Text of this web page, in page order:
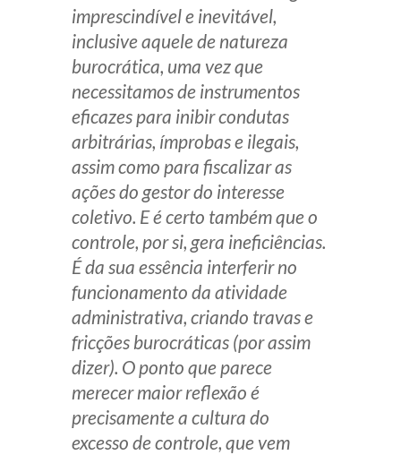
imprescindível e inevitável,
inclusive aquele de natureza
burocrática, uma vez que
necessitamos de instrumentos
eficazes para inibir condutas
arbitrárias, ímprobas e ilegais,
assim como para fiscalizar as
ações do gestor do interesse
coletivo. E é certo também que o
controle, por si, gera ineficiências.
É da sua essência interferir no
funcionamento da atividade
administrativa, criando travas e
fricções burocráticas (por assim
dizer). O ponto que parece
merecer maior reflexão é
precisamente a cultura do
excesso de controle, que vem